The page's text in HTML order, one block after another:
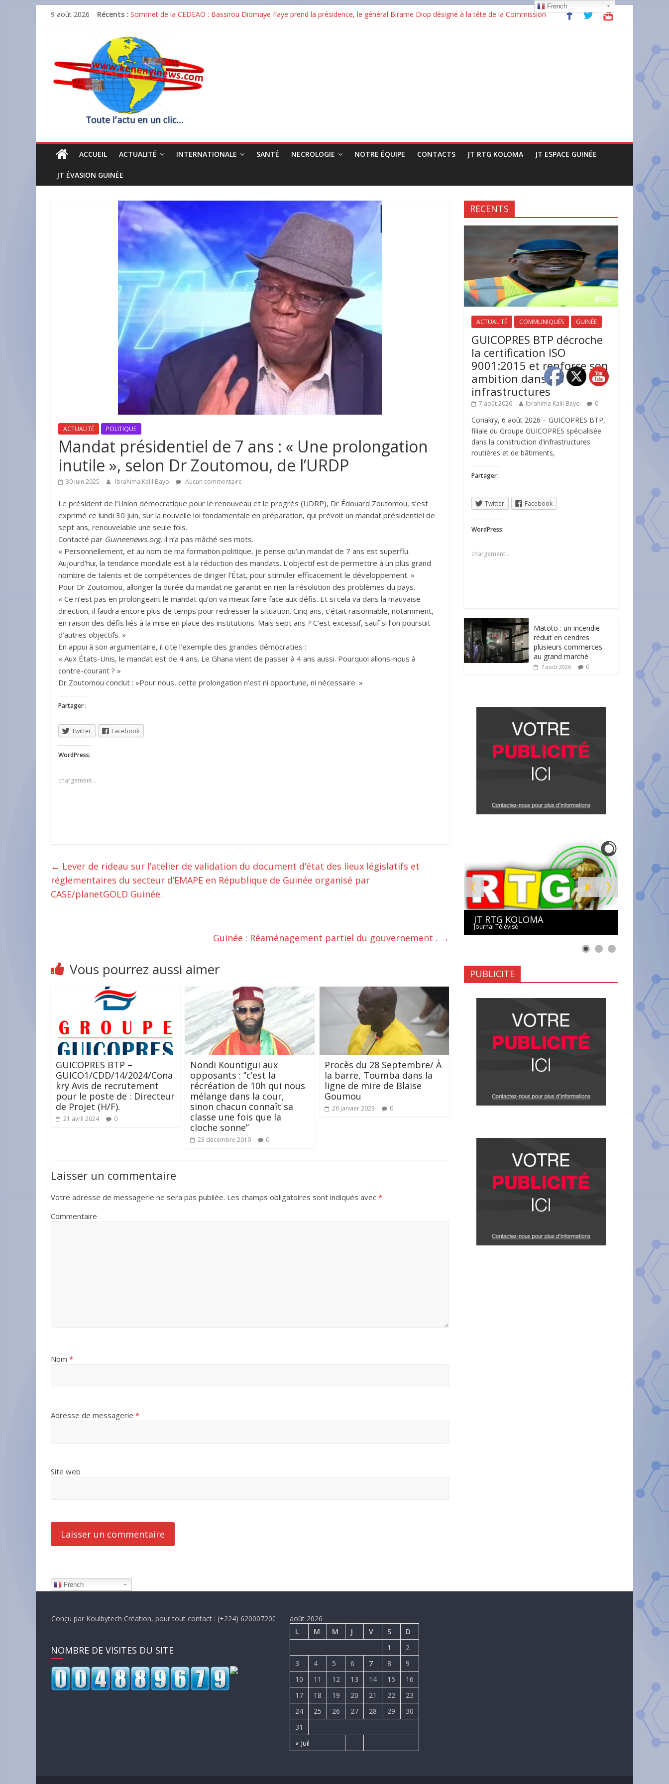
9 août 2026 Récents : Sommet de la CEDEAO : Bassirou Diomaye Faye prend la présidence, le général Birame Diop désigné à la tête de la Commission
Matoto : un incendie réduit en cendres plusieurs commerces au grand marché
Dr Karamo Kaba Gouverneur BCRG : « Nimba Pay est un levier pour l’inclusion financière et la croissance »
Baccalauréat unique 2026 en Guinée : un taux de réussite national de 38,08 %
en
clic
ACCUEIL ACTUALITÉ INTERNATIONALE SANTÉ NECROLOGIE NOTRE ÉQUIPE CONTACTS JT RTG KOLOMA JT ESPACE GUINÉE
JT ÉVASION GUINÉE
ACTUALITÉ POLITIQUE
Mandat présidentiel de 7 ans : « Une prolongation
inutile », selon Dr Zoutomou, de l’URDP
30 juin 2025 Ibrahima Kalil Bayo Aucun commentaire
Le président de l’Union démocratique pour le renouveau et le progrès (UDRP), Dr Édouard Zoutomou, s’est
exprimé ce lundi 30 juin, sur la nouvelle loi fondamentale en préparation, qui prévoit un mandat présidentiel de
sept ans, renouvelable une seule fois.
Contacté par Guineenews.org, il n’a pas mâché ses mots.
« Personnellement, et au nom de ma formation politique, je pense qu’un mandat de 7 ans est superflu.
Aujourd’hui, la tendance mondiale est à la réduction des mandats. L’objectif est de permettre à un plus grand
nombre de talents et de compétences de diriger l’État, pour stimuler efficacement le développement. »
Pour Dr Zoutomou, allonger la durée du mandat ne garantit en rien la résolution des problèmes du pays.
« Ce n’est pas en prolongeant le mandat qu’on va mieux faire face aux défis. Et si cela va dans la mauvaise
direction, il faudra encore plus de temps pour redresser la situation. Cinq ans, c’était raisonnable, notamment,
en raison des défis liés à la mise en place des institutions. Mais sept ans ? C’est excessif, sauf si l’on poursuit
d’autres objectifs. »
En appui à son argumentaire, il cite l’exemple des grandes démocraties :
« Aux États-Unis, le mandat est de 4 ans. Le Ghana vient de passer à 4 ans aussi. Pourquoi allons-nous à
contre-courant ? »
Dr Zoutomou conclut : »Pour nous, cette prolongation n’est ni opportune, ni nécessaire. »
Partager :
Twitter Facebook
WordPress:
chargement…
← Lever de rideau sur l’atelier de validation du document d’état des lieux législatifs et
réglementaires du secteur d’EMAPE en République de Guinée organisé par
CASE/planetGOLD Guinée.
Guinée : Réaménagement partiel du gouvernement . →
Vous pourrez aussi aimer
GUICOPRES BTP –
GUICO1/CDD/14/2024/Cona
kry Avis de recrutement
pour le poste de : Directeur
de Projet (H/F).
21 avril 2024 0
Nondi Kountigui aux
opposants : ‘’c’est la
récréation de 10h qui nous
mélange dans la cour,
sinon chacun connaît sa
classe une fois que la
cloche sonne’’
23 décembre 2019 0
Procès du 28 Septembre/ À
la barre, Toumba dans la
ligne de mire de Blaise
Goumou
26 janvier 2023 0
Laisser un commentaire
Votre adresse de messagerie ne sera pas publiée. Les champs obligatoires sont indiqués avec *
Commentaire
Nom *
Adresse de messagerie *
Site web
RECENTS
ACTUALITÉ COMMUNIQUÉS GUINÉE
GUICOPRES BTP décroche
la certification ISO
9001:2015 et renforce son
ambition dans les
infrastructures
7 août 2026 Ibrahima Kalil Bayo 0
Conakry, 6 août 2026 – GUICOPRES BTP,
filiale du Groupe GUICOPRES spécialisée
dans la construction d’infrastructures
routières et de bâtiments,
Partager :
Twitter Facebook
WordPress:
chargement…
Matoto : un incendie
réduit en cendres
plusieurs commerces
au grand marché
7 août 2026 0
JT RTG KOLOMA
Journal Télévisé
PUBLICITE
French
Conçu par Koulbytech Création, pour tout contact : (+224) 620007200, email : koulibalyabdoulaye0@gmail.com
NOMBRE DE VISITES DU SITE
août 2026
L
M M J V S D
« Juil
1
2
3
4 5 6 7 8
9
10
11 12 13 14 15
16
17
18 19 20 21 22
23
24
25 26 27 28 29
30
31
French